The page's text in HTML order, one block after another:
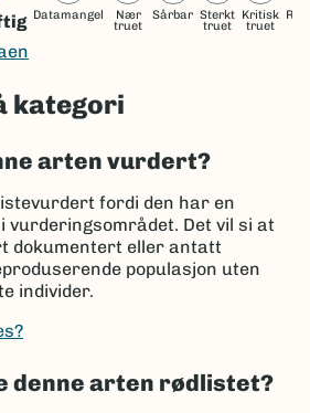
Datamangel Nær
truet
Sårbar Sterkt
truet
Kritisk
truet
kategori
arten vurdert?
fordi den har en
vurderingsområdet. Det vil si at
dokumentert eller antatt
populasjon uten
individer.
denne arten rødlistet?